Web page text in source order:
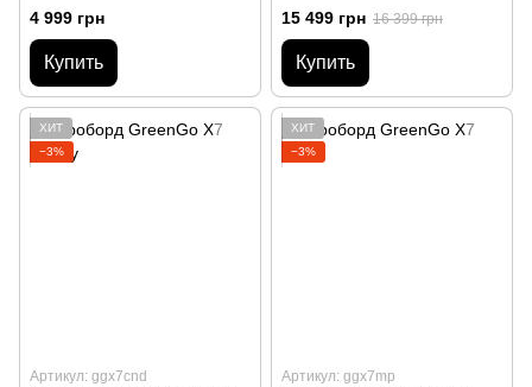
4 999 грн
Купить
15 499 грн 16 399 грн
Купить
ХИТ
−3%
Артикул: ggx7cnd
ХИТ
−3%
Артикул: ggx7mp